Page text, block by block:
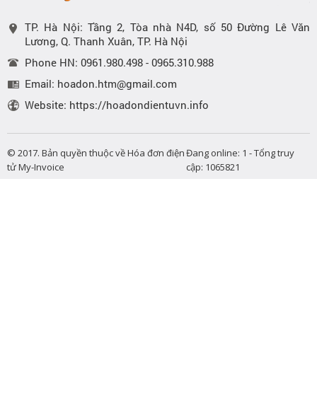
TP. Hà Nội: Tầng 2, Tòa nhà N4D, số 50 Đường Lê Văn
Lương, Q. Thanh Xuân, TP. Hà Nội
Phone HN: 0961.980.498 - 0965.310.988
Email: hoadon.htm@gmail.com
Website: https://hoadondientuvn.info
© 2017. Bản quyền thuộc về Hóa đơn điện
tử My-Invoice
Đang online: 1 - Tổng truy
cập: 1065821